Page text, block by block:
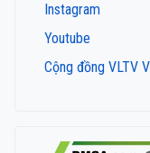
Instagram
Youtube
Cộng đồng VLTV